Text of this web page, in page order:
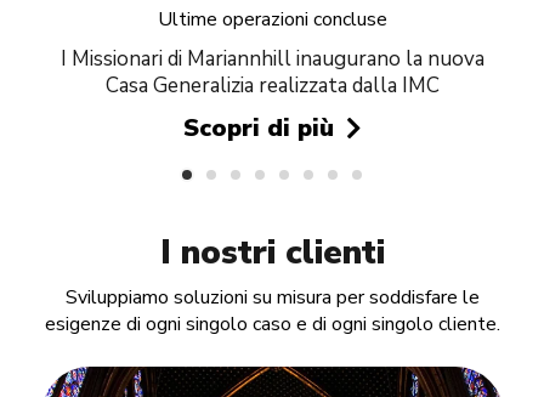
Ultime operazioni concluse
I Missionari di Mariannhill inaugurano la nuova
Casa Generalizia realizzata dalla IMC
Scopri di più
I nostri clienti
Sviluppiamo soluzioni su misura per soddisfare le
esigenze di ogni singolo caso e di ogni singolo cliente.